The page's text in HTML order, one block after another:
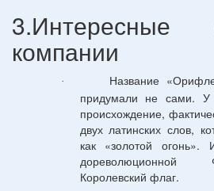
компании
·
Название
придумали не сами. У
происхождение,
двух латинских слов,
как «золотой огонь».
дореволюционной
Королевский флаг.